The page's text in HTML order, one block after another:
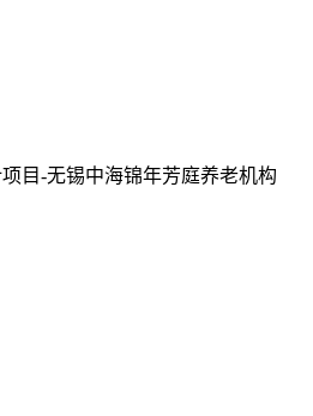
目-无锡中海锦年芳庭养老机构